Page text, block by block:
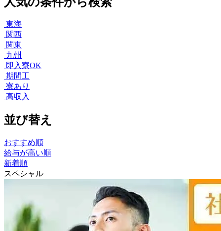
東海
関西
関東
九州
即入寮OK
期間工
寮あり
高収入
並び替え
おすすめ順
給与が高い順
新着順
スペシャル